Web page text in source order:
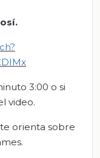
3:00 o si
video.
orienta sobre